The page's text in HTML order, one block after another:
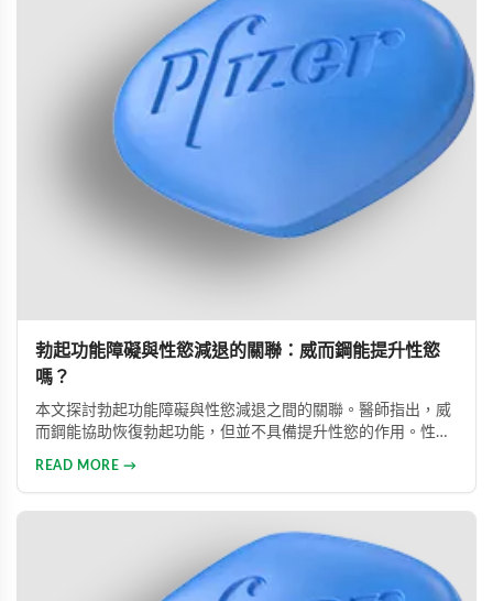
勃起功能障礙與性慾減退的關聯：威而鋼能提升性慾
嗎？
本文探討勃起功能障礙與性慾減退之間的關聯。醫師指出，威
而鋼能協助恢復勃起功能，但並不具備提升性慾的作用。性慾
READ MORE →